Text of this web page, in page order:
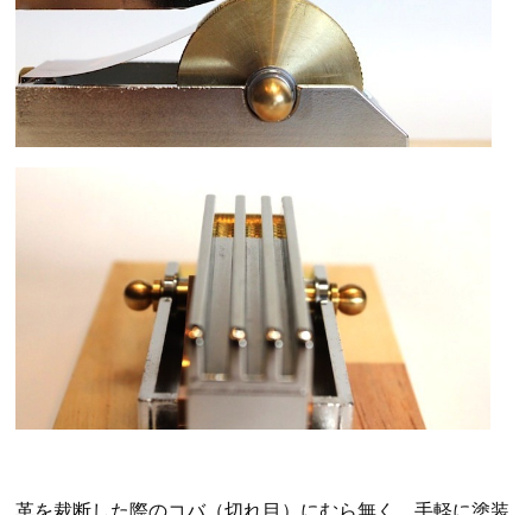
革を裁断した際のコバ（切れ目）にむら無く、手軽に塗装